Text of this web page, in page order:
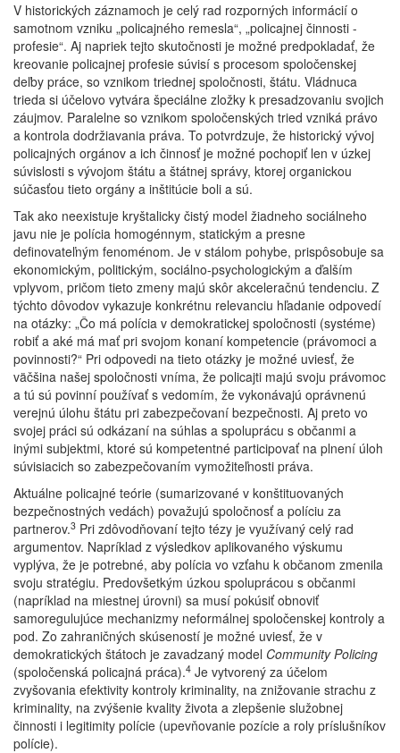
V historických záznamoch je celý rad rozporných informácií o
samotnom vzniku „policajného remesla“, „policajnej činnosti -
profesie“. Aj napriek tejto skutočnosti je možné predpokladať, že
kreovanie policajnej profesie súvisí s procesom spoločenskej
deľby práce, so vznikom triednej spoločnosti, štátu. Vládnuca
trieda si účelovo vytvára špeciálne zložky k presadzovaniu svojich
záujmov. Paralelne so vznikom spoločenských tried vzniká právo
a kontrola dodržiavania práva. To potvrdzuje, že historický vývoj
policajných orgánov a ich činnosť je možné pochopiť len v úzkej
súvislosti s vývojom štátu a štátnej správy, ktorej organickou
súčasťou tieto orgány a inštitúcie boli a sú.
Tak ako neexistuje kryštalicky čistý model žiadneho sociálneho
javu nie je polícia homogénnym, statickým a presne
definovateľným fenoménom. Je v stálom pohybe, prispôsobuje sa
ekonomickým, politickým, sociálno-psychologickým a ďalším
vplyvom, pričom tieto zmeny majú skôr akceleračnú tendenciu. Z
týchto dôvodov vykazuje konkrétnu relevanciu hľadanie odpovedí
na otázky: „Čo má polícia v demokratickej spoločnosti (systéme)
robiť a aké má mať pri svojom konaní kompetencie (právomoci a
povinnosti?“ Pri odpovedi na tieto otázky je možné uviesť, že
väčšina našej spoločnosti vníma, že policajti majú svoju právomoc
a tú sú povinní používať s vedomím, že vykonávajú oprávnenú
verejnú úlohu štátu pri zabezpečovaní bezpečnosti. Aj preto vo
svojej práci sú odkázaní na súhlas a spoluprácu s občanmi a
inými subjektmi, ktoré sú kompetentné participovať na plnení úloh
súvisiacich so zabezpečovaním vymožiteľnosti práva.
Aktuálne policajné teórie (sumarizované v konštituovaných
bezpečnostných vedách) považujú spoločnosť a políciu za
partnerov.3 Pri zdôvodňovaní tejto tézy je využívaný celý rad
argumentov. Napríklad z výsledkov aplikovaného výskumu
vyplýva, že je potrebné, aby polícia vo vzťahu k občanom zmenila
svoju stratégiu. Predovšetkým úzkou spoluprácou s občanmi
(napríklad na miestnej úrovni) sa musí pokúsiť obnoviť
samoregulujúce mechanizmy neformálnej spoločenskej kontroly a
pod. Zo zahraničných skúseností je možné uviesť, že v
demokratických štátoch je zavadzaný model Community Policing
(spoločenská policajná práca).4 Je vytvorený za účelom
zvyšovania efektivity kontroly kriminality, na znižovanie strachu z
kriminality, na zvýšenie kvality života a zlepšenie služobnej
činnosti i legitimity polície (upevňovanie pozície a roly príslušníkov
polície).